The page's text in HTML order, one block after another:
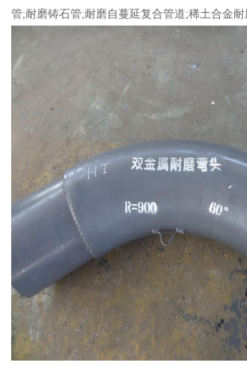
管;耐磨铸石管;耐磨自蔓延复合管道;稀土合金耐